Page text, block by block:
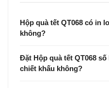
Hộp quà tết QT068 có in
không?
Đặt Hộp quà tết QT068
chiết khấu không?